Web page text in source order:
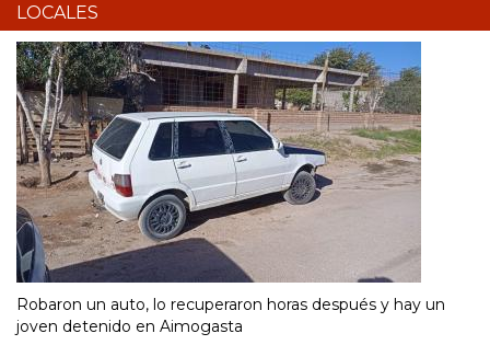
LOCALES
Robaron un auto, lo recuperaron horas después y hay un
joven detenido en Aimogasta